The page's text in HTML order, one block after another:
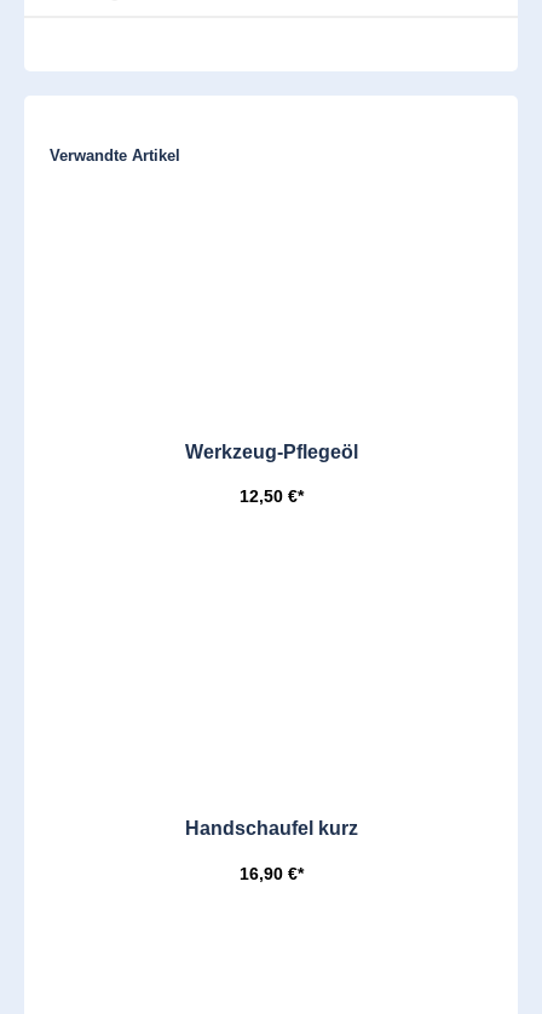
Produktgalerie überspringen
Verwandte Artikel
Werkzeug-Pflegeöl
12,50 €*
Handschaufel kurz
16,90 €*